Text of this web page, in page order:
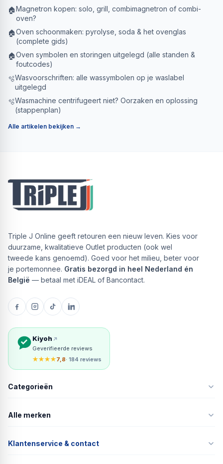
🏠Magnetron kopen: solo, grill, combimagnetron of combi-
oven?
🏠Oven schoonmaken: pyrolyse, soda & het ovenglas
(complete gids)
🏠Oven symbolen en storingen uitgelegd (alle standen &
foutcodes)
🫧Wasvoorschriften: alle wassymbolen op je waslabel
uitgelegd
🫧Wasmachine centrifugeert niet? Oorzaken en oplossing
(stappenplan)
Alle artikelen bekijken →
Triple J Online geeft retouren een nieuw leven. Kies voor
duurzame, kwalitatieve Outlet producten (ook wel
tweede kans genoemd). Goed voor het milieu, beter voor
je portemonnee. Gratis bezorgd in heel Nederland én
België — betaal met iDEAL of Bancontact.
Kiyoh
Geverifieerde reviews
★★★★7,8· 184 reviews
Categorieën
Alle merken
Klantenservice & contact